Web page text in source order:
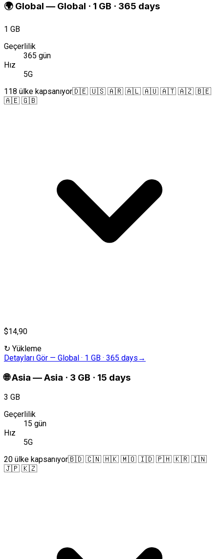
🌍 Global — Global · 1 GB · 365 days
1 GB
Geçerlilik
365 gün
Hız
5G
118 ülke kapsanıyor🇩🇪 🇺🇸 🇦🇷 🇦🇱 🇦🇺 🇦🇹 🇦🇿 🇧🇪
🇦🇪 🇬🇧
$14,90
↻ Yükleme
Detayları Gör — Global · 1 GB · 365 days →
🌐Asia —Asia · 3 GB · 15 days
3 GB
Geçerlilik
15 gün
Hız
5G
20 ülke kapsanıyor🇧🇩 🇨🇳 🇭🇰 🇲🇴 🇮🇩 🇵🇭 🇰🇷 🇮🇳
🇯🇵 🇰🇿